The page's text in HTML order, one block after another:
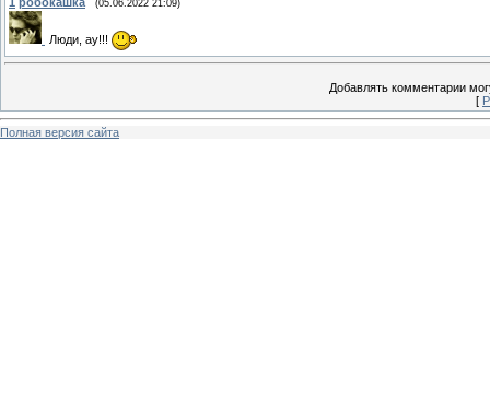
(05.06.2022 21:09)
Люди, ау!!!
Добавлять комментарии
[
Полная версия сайта